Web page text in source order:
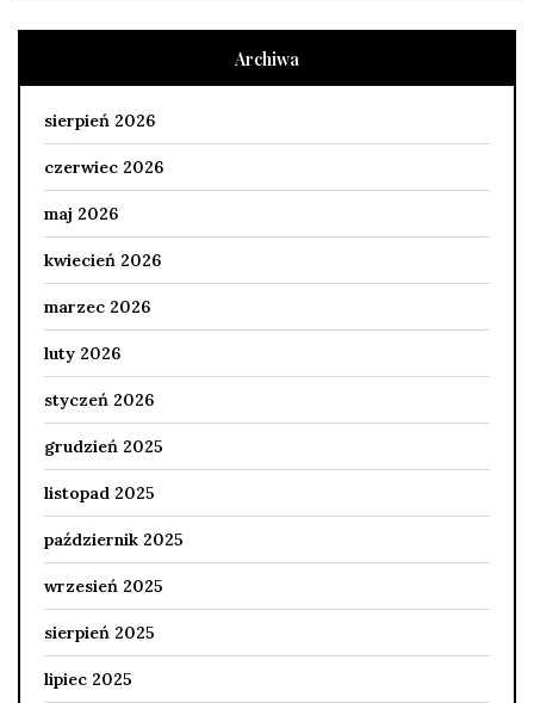
Archiwa
sierpień 2026
czerwiec 2026
maj 2026
kwiecień 2026
marzec 2026
luty 2026
styczeń 2026
grudzień 2025
listopad 2025
październik 2025
wrzesień 2025
sierpień 2025
lipiec 2025